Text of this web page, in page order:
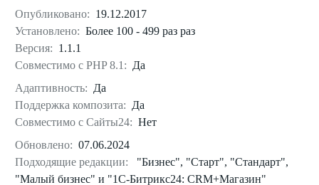
Опубликовано: 19.12.2017
Установлено: Более 100 - 499 раз раз
Версия: 1.1.1
Совместимо с PHP 8.1: Да
Адаптивность: Да
Поддержка композита: Да
Совместимо с Сайты24: Нет
Обновлено: 07.06.2024
Подходящие редакции:
"Бизнес", "Старт", "Стандарт",
"Малый бизнес" и "1С-Битрикс24: CRM+Магазин"